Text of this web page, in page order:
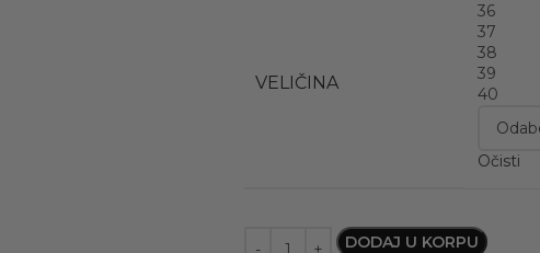
VELIČINA
36
37
38
39
40
Očisti
DODAJ U KORPU